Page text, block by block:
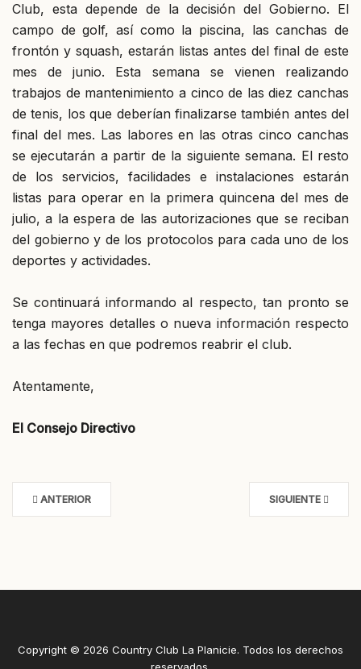
Club, esta depende de la decisión del Gobierno. El
campo de golf, así como la piscina, las canchas de
frontón y squash, estarán listas antes del final de este
mes de junio. Esta semana se vienen realizando
trabajos de mantenimiento a cinco de las diez canchas
de tenis, los que deberían finalizarse también antes del
final del mes. Las labores en las otras cinco canchas
se ejecutarán a partir de la siguiente semana. El resto
de los servicios, facilidades e instalaciones estarán
listas para operar en la primera quincena del mes de
julio, a la espera de las autorizaciones que se reciban
del gobierno y de los protocolos para cada uno de los
deportes y actividades.
Se continuará informando al respecto, tan pronto se
tenga mayores detalles o nueva información respecto
a las fechas en que podremos reabrir el club.
Atentamente,
El Consejo Directivo
ANTERIOR SIGUIENTE
Copyright © 2026 Country Club La Planicie. Todos los derechos